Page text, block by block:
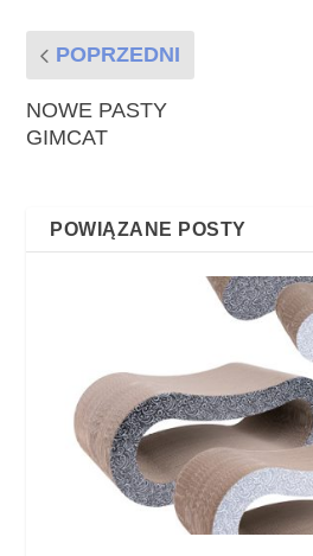
POPRZEDNI
NOWE PASTY
GIMCAT
POWIĄZANE POSTY